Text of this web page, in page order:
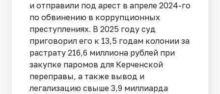
и отправили под арест в апреле 2024-го
по обвинению в коррупционных
преступлениях. В 2025 году суд
приговорил его к 13,5 годам колонии за
растрату 216,6 миллиона рублей при
закупке паромов для Керченской
переправы, а также вывод и
легализацию свыше 3,9 миллиарда